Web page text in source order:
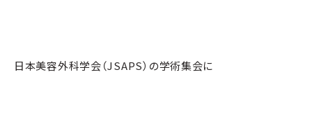
日本美容外科学会（JSAPS）の学術集会に